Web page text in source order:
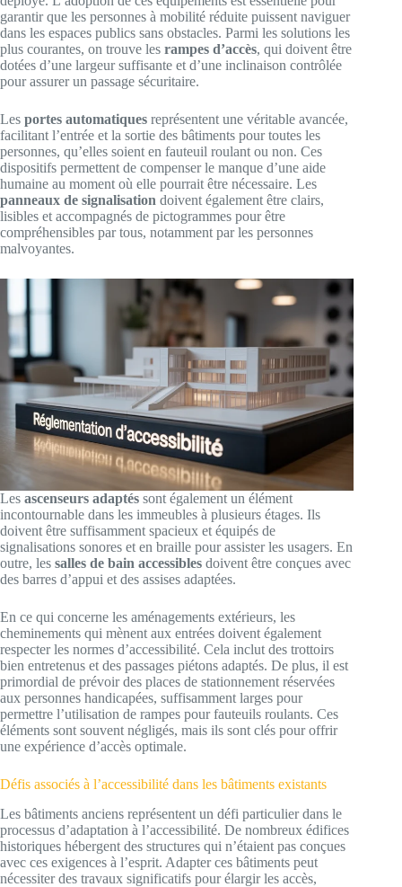
garantir que les personnes à mobilité réduite puissent naviguer
dans les espaces publics sans obstacles. Parmi les solutions les
plus courantes, on trouve les rampes d’accès, qui doivent être
dotées d’une largeur suffisante et d’une inclinaison contrôlée
pour assurer un passage sécuritaire.
Les portes automatiques représentent une véritable avancée,
facilitant l’entrée et la sortie des bâtiments pour toutes les
personnes, qu’elles soient en fauteuil roulant ou non. Ces
dispositifs permettent de compenser le manque d’une aide
humaine au moment où elle pourrait être nécessaire. Les
panneaux de signalisation doivent également être clairs,
lisibles et accompagnés de pictogrammes pour être
compréhensibles par tous, notamment par les personnes
malvoyantes.
Les ascenseurs adaptés sont également un élément
incontournable dans les immeubles à plusieurs étages. Ils
doivent être suffisamment spacieux et équipés de
signalisations sonores et en braille pour assister les usagers. En
outre, les salles de bain accessibles doivent être conçues avec
des barres d’appui et des assises adaptées.
En ce qui concerne les aménagements extérieurs, les
cheminements qui mènent aux entrées doivent également
respecter les normes d’accessibilité. Cela inclut des trottoirs
bien entretenus et des passages piétons adaptés. De plus, il est
primordial de prévoir des places de stationnement réservées
aux personnes handicapées, suffisamment larges pour
permettre l’utilisation de rampes pour fauteuils roulants. Ces
éléments sont souvent négligés, mais ils sont clés pour offrir
une expérience d’accès optimale.
Défis associés à l’accessibilité dans les bâtiments existants
Les bâtiments anciens représentent un défi particulier dans le
processus d’adaptation à l’accessibilité. De nombreux édifices
historiques hébergent des structures qui n’étaient pas conçues
avec ces exigences à l’esprit. Adapter ces bâtiments peut
nécessiter des travaux significatifs pour élargir les accès,